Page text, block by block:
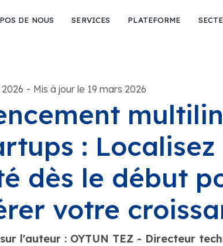
DE NOUS SERVICES PLATEFORME
- Mis à jour le 19 mars 2026
:
dès le début
votre
l'auteur : OYTUN TEZ - Directeur